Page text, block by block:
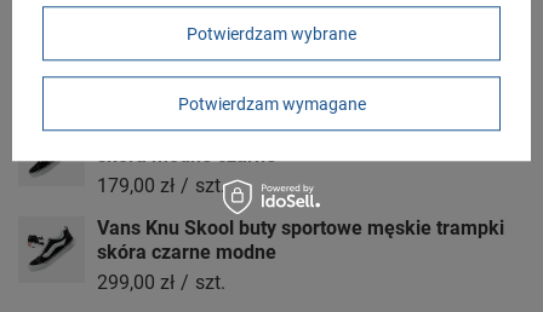
Zobacz również
Vans Sk8-Hi buty sportowe męskie trampki
skóra modne czarne
179,00 zł / szt.
Vans Knu Skool buty sportowe męskie trampki
skóra czarne modne
299,00 zł / szt.
Potwierdzam wybrane
Potwierdzam wymagane